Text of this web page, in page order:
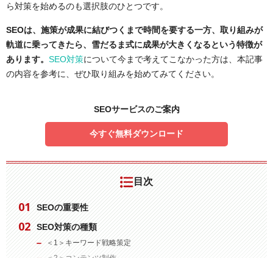
ら対策を始めるのも選択肢のひとつです。
SEOは、施策が成果に結びつくまで時間を要する一方、取り組みが
軌道に乗ってきたら、雪だるま式に成果が大きくなるという特徴が
あります。 SEO対策について今まで考えてこなかった方は、本記事
の内容を参考に、ぜひ取り組みを始めてみてください。
SEOサービスのご案内
今すぐ無料ダウンロード
目次
SEOの重要性
SEO対策の種類
＜1＞キーワード戦略策定